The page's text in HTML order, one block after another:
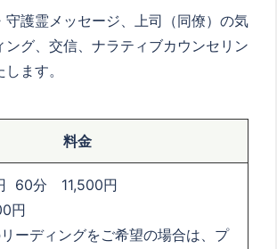
守護霊メッセージ、上司（同僚）の気
ング、交信、ナラティブカウンセリン
ます。
料金
60分 11,500円
円
ーディングをご希望の場合は、プ